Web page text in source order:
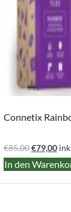
Connetix
€85,00
Preis
war:
€85,00
€79,00
ist:
In den